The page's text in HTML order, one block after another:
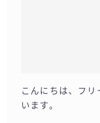
こんにちは、フ
います。